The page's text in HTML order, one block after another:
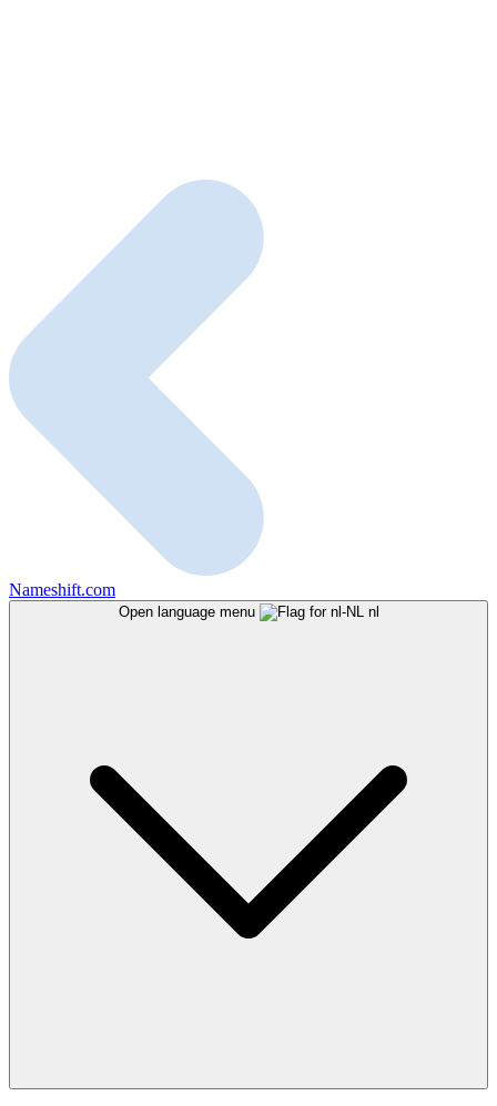
Nameshift.com
Open language menu nl